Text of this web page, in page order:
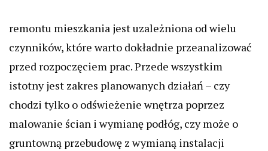
remontu mieszkania jest uzależniona od wielu
czynników, które warto dokładnie przeanalizować
przed rozpoczęciem prac. Przede wszystkim
istotny jest zakres planowanych działań – czy
chodzi tylko o odświeżenie wnętrza poprzez
malowanie ścian i wymianę podłóg, czy może o
gruntowną przebudowę z wymianą instalacji